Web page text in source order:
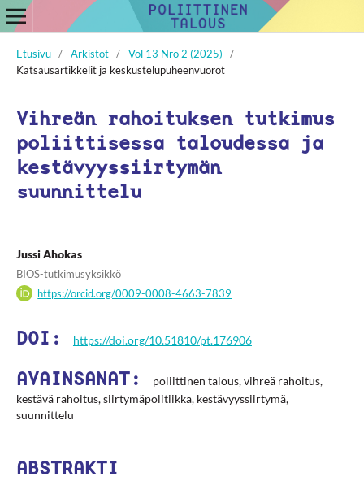
Etusivu / Arkistot / Vol 13 Nro 2 (2025)
/
Katsausartikkelit ja keskustelupuheenvuorot
Vihreän rahoituksen tutkimus
poliittisessa taloudessa ja
kestävyyssiirtymän
suunnittelu
Jussi Ahokas
BIOS-tutkimusyksikkö
https://orcid.org/0009-0008-4663-7839
DOI: https://doi.org/10.51810/pt.176906
AVAINSANAT:
poliittinen talous, vihreä rahoitus,
kestävä rahoitus, siirtymäpolitiikka, kestävyyssiirtymä,
suunnittelu
ABSTRAKTI